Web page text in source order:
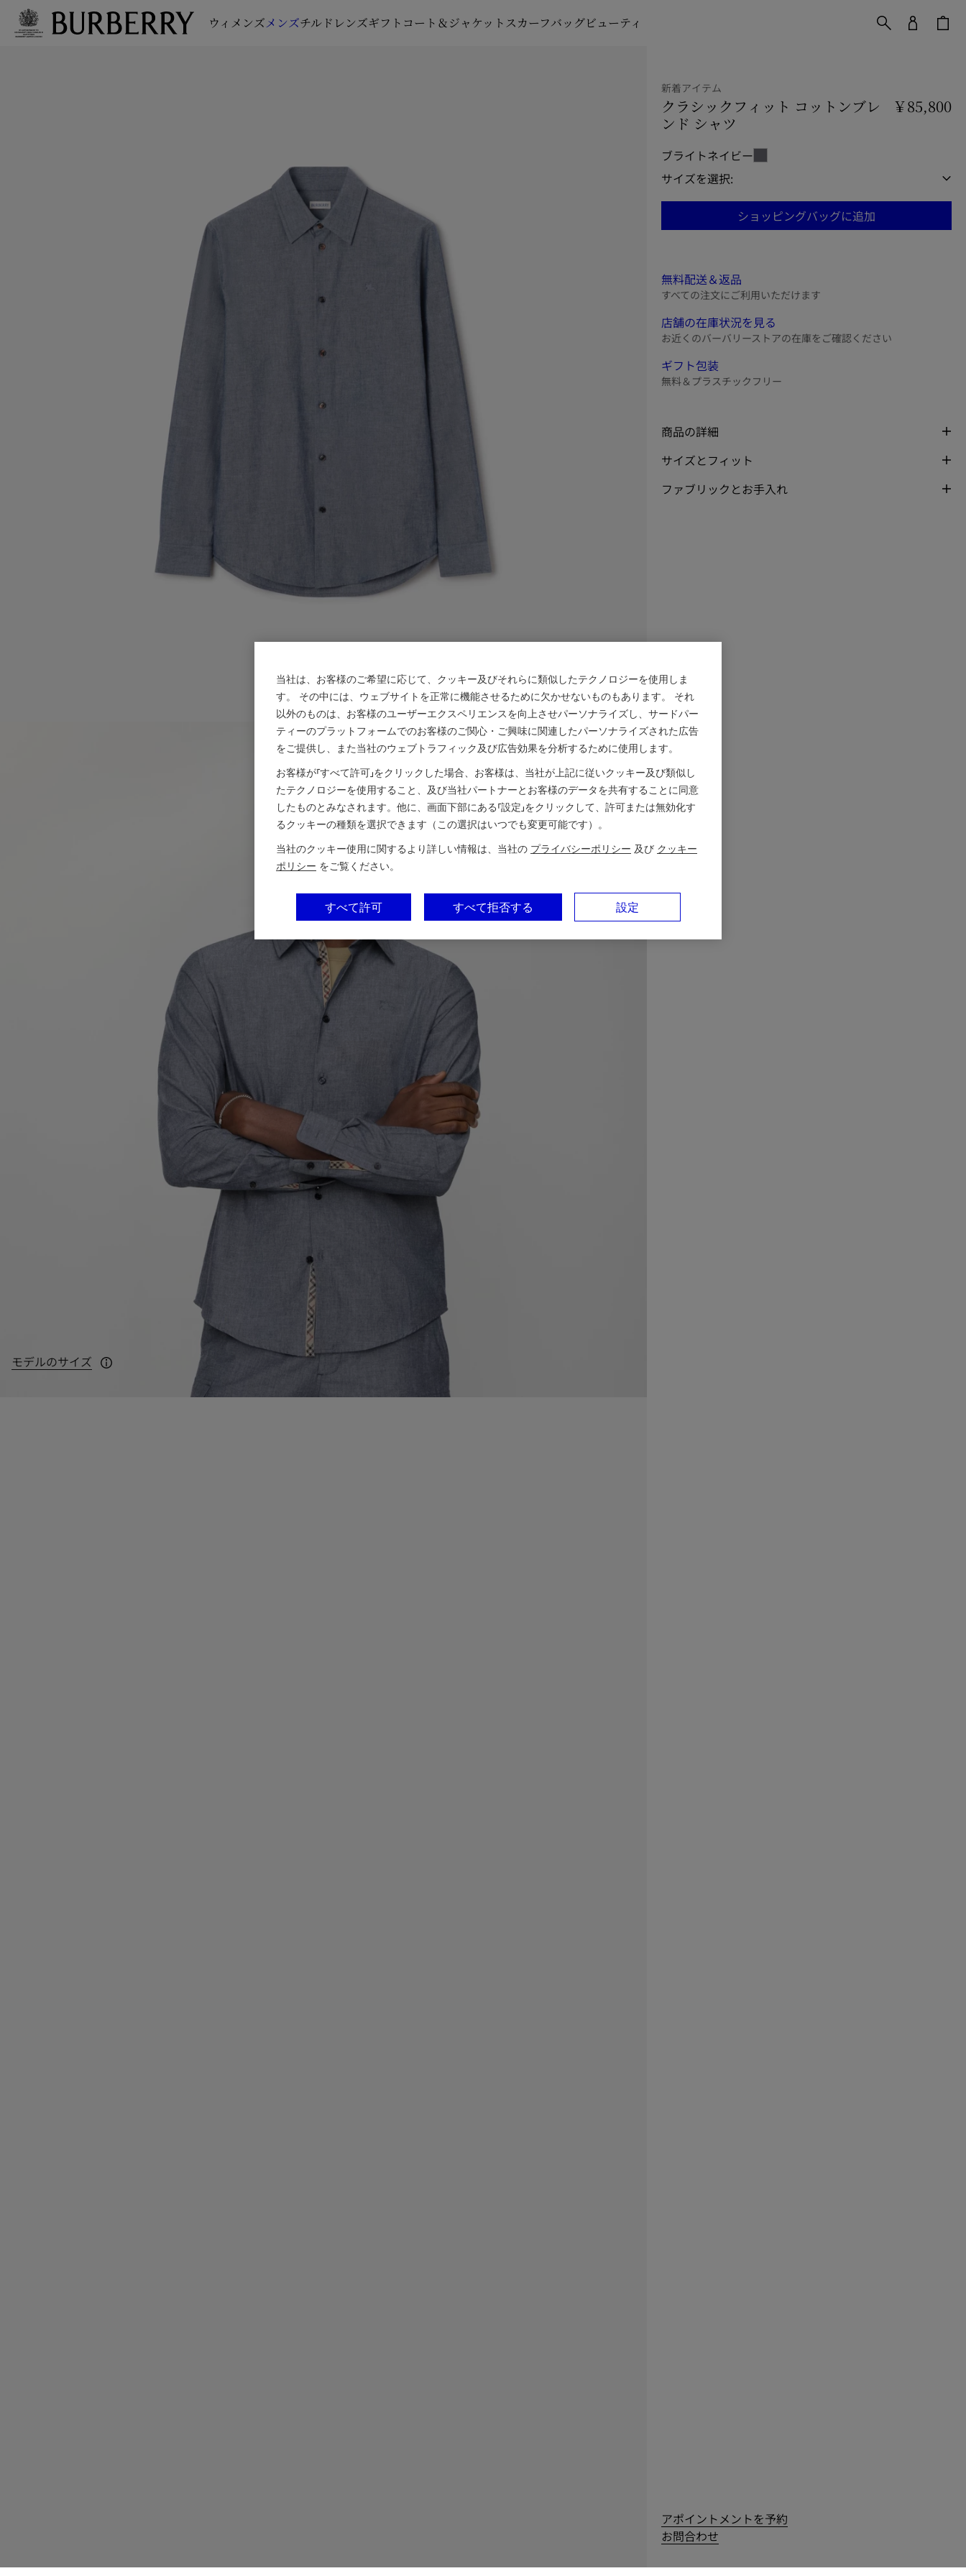
ウィメンズメンズチルドレンズギフト コート＆ジャケットスカーフバッグビューティ
モデルのサイズ
モデルの身長：191cm（UKサイズM着用）
新着アイテム
クラシックフィット コットンブレ
ンド シャツ
￥85,800
ブライトネイビー
サイズを選択:
ショッピングバッグに追加
無料配送＆返品
すべての注文にご利用いただけます
店舗の在庫状況を見る
お近くのバーバリーストアの在庫をご確認ください
ギフト包装
無料＆プラスチックフリー
商品の詳細
サイズとフィット
ファブリックとお手入れ
アポイントメントを予約
お問合わせ
当社は、お客様のご希望に応じて、クッキー及びそれらに類似したテクノロジーを使用しま
す。 その中には、ウェブサイトを正常に機能させるために欠かせないものもあります。 それ
以外のものは、お客様のユーザーエクスペリエンスを向上させパーソナライズし、サードパー
ティーのプラットフォームでのお客様のご関心・ご興味に関連したパーソナライズされた広告
をご提供し、また当社のウェブトラフィック及び広告効果を分析するために使用します。
お客様が「すべて許可」をクリックした場合、お客様は、当社が上記に従いクッキー及び類似し
たテクノロジーを使用すること、及び当社パートナーとお客様のデータを共有することに同意
したものとみなされます。他に、画面下部にある「設定」をクリックして、許可または無効化す
るクッキーの種類を選択できます（この選択はいつでも変更可能です）。
当社のクッキー使用に関するより詳しい情報は、当社の プライバシーポリシー 及び クッキー
ポリシー をご覧ください。
設定
すべて拒否する
すべて許可